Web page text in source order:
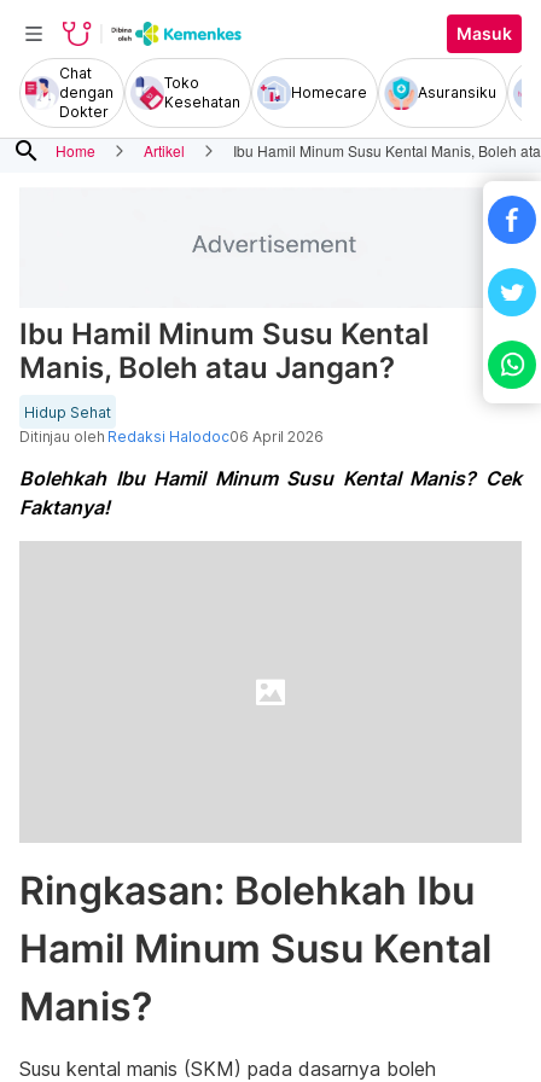
Masuk
Chat
dengan
Dokter
Toko
Kesehatan
Homecare Asuransiku
search Home Artikel Ibu Hamil Minum Susu Kental Manis, Boleh
Ibu Hamil Minum Susu Kental
Manis, Boleh atau Jangan?
Hidup Sehat
Ditinjau oleh Redaksi Halodoc06 April 2026
Bolehkah Ibu Hamil Minum Susu Kental Manis? Cek
Faktanya!
Ringkasan: Bolehkah Ibu
Hamil Minum Susu Kental
Manis?
Susu kental manis (SKM) pada dasarnya boleh